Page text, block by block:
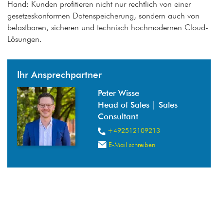
Hand: Kunden profitieren nicht nur rechtlich von einer
gesetzeskonformen Datenspeicherung, sondern auch von
belastbaren, sicheren und technisch hochmodernen Cloud-
Lösungen.
Ihr Ansprechpartner
Peter Wisse
Head of Sales | Sales
Consultant
+492512109213
E-Mail schreiben